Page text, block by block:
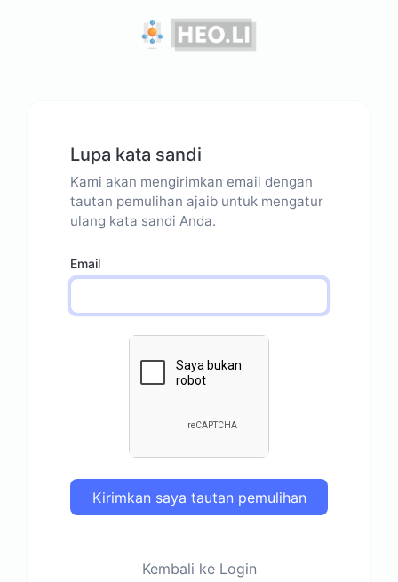
Lupa kata sandi
Kami akan mengirimkan email dengan
tautan pemulihan ajaib untuk mengatur
ulang kata sandi Anda.
Email
Kirimkan saya tautan pemulihan
Kembali ke Login